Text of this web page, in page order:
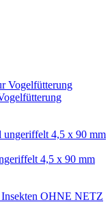
4,5 x 90 mm